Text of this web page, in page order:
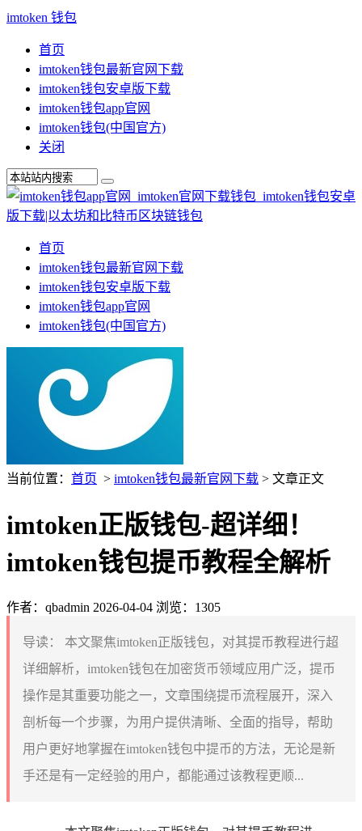
imtoken 钱包
首页
imtoken钱包最新官网下载
imtoken钱包安卓版下载
imtoken钱包app官网
imtoken钱包(中国官方)
关闭
首页
imtoken钱包最新官网下载
imtoken钱包安卓版下载
imtoken钱包app官网
imtoken钱包(中国官方)
当前位置： 首页 > imtoken钱包最新官网下载 > 文章正文
imtoken正版钱包-超详细！
imtoken钱包提币教程全解析
作者：qbadmin 2026-04-04 浏览：1305
导读：
本文聚焦imtoken正版钱包，对其提币教程进行超
详细解析，imtoken钱包在加密货币领域应用广泛，提币
操作是其重要功能之一，文章围绕提币流程展开，深入
剖析每一个步骤，为用户提供清晰、全面的指导，帮助
用户更好地掌握在imtoken钱包中提币的方法，无论是新
手还是有一定经验的用户，都能通过该教程更顺...